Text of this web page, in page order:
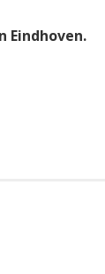
Eindhoven.